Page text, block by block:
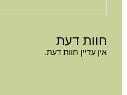
חוות דעת
אין עדיין חוות דעת.